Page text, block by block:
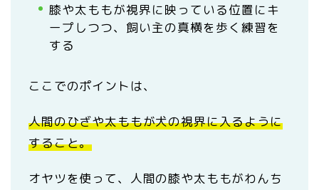
膝や太ももが視界に映っている位置にキ
ープしつつ、飼い主の真横を歩く練習を
する
ここでのポイントは、
人間のひざや太ももが犬の視界に入るように
すること。
オヤツを使って、人間の膝や太ももがわんち